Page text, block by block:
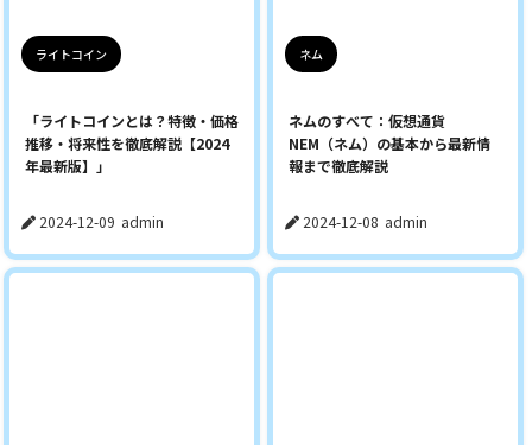
ライトコイン
「ライトコインとは？特徴・価格
推移・将来性を徹底解説【2024
年最新版】」
2024-12-09 admin
ネム
ネムのすべて：仮想通貨
NEM（ネム）の基本から最新情
報まで徹底解説
2024-12-08 admin